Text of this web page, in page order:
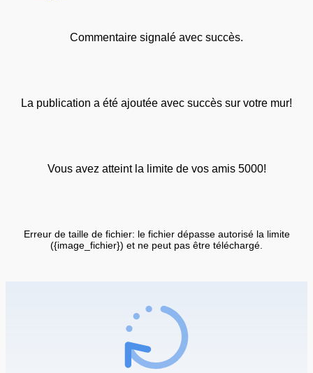
Commentaire signalé avec succès.
La publication a été ajoutée avec succès sur votre mur!
Vous avez atteint la limite de vos amis 5000!
Erreur de taille de fichier: le fichier dépasse autorisé la limite
({image_fichier}) et ne peut pas être téléchargé.